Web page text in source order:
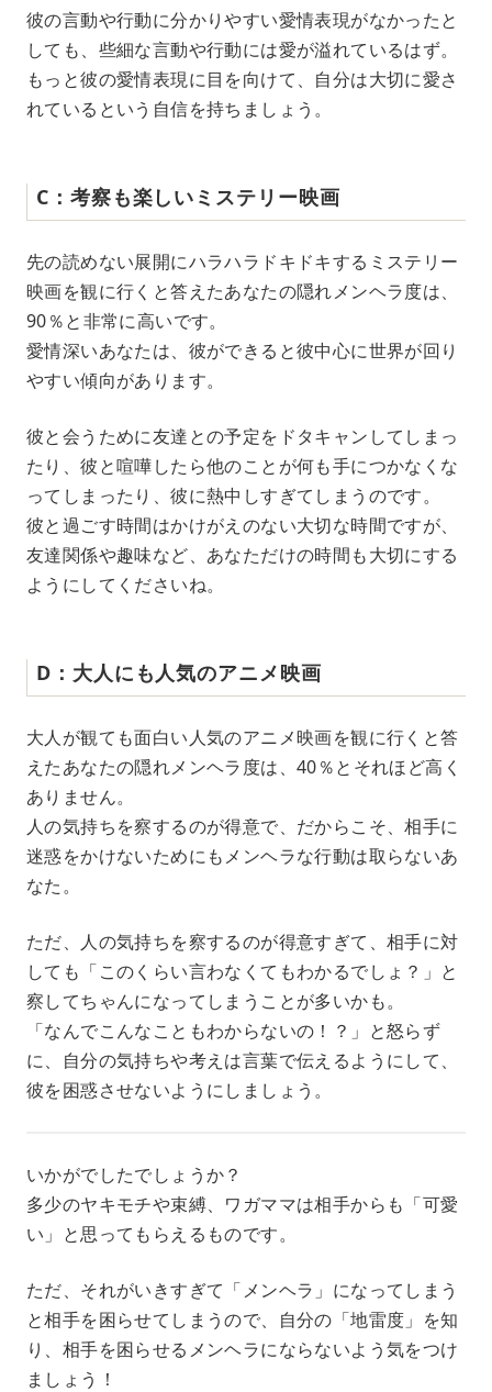
彼の言動や行動に分かりやすい愛情表現がなかったと
しても、些細な言動や行動には愛が溢れているはず。
もっと彼の愛情表現に目を向けて、自分は大切に愛さ
れているという自信を持ちましょう。
C：考察も楽しいミステリー映画
先の読めない展開にハラハラドキドキするミステリー
映画を観に行くと答えたあなたの隠れメンヘラ度は、
90％と非常に高いです。
愛情深いあなたは、彼ができると彼中心に世界が回り
やすい傾向があります。
彼と会うために友達との予定をドタキャンしてしまっ
たり、彼と喧嘩したら他のことが何も手につかなくな
ってしまったり、彼に熱中しすぎてしまうのです。
彼と過ごす時間はかけがえのない大切な時間ですが、
友達関係や趣味など、あなただけの時間も大切にする
ようにしてくださいね。
D：大人にも人気のアニメ映画
大人が観ても面白い人気のアニメ映画を観に行くと答
えたあなたの隠れメンヘラ度は、40％とそれほど高く
ありません。
人の気持ちを察するのが得意で、だからこそ、相手に
迷惑をかけないためにもメンヘラな行動は取らないあ
なた。
ただ、人の気持ちを察するのが得意すぎて、相手に対
しても「このくらい言わなくてもわかるでしょ？」と
察してちゃんになってしまうことが多いかも。
「なんでこんなこともわからないの！？」と怒らず
に、自分の気持ちや考えは言葉で伝えるようにして、
彼を困惑させないようにしましょう。
いかがでしたでしょうか？
多少のヤキモチや束縛、ワガママは相手からも「可愛
い」と思ってもらえるものです。
ただ、それがいきすぎて「メンヘラ」になってしまう
と相手を困らせてしまうので、自分の「地雷度」を知
り、相手を困らせるメンヘラにならないよう気をつけ
ましょう！